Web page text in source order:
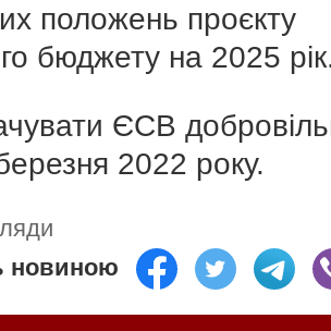
положень проєкту
бюджету на 2025
ЄСВ
2022 року.
новиною